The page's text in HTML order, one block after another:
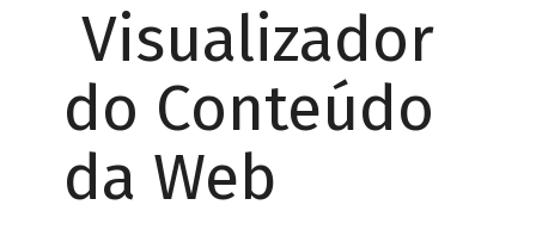
Visualizador
do Conteúdo
da Web